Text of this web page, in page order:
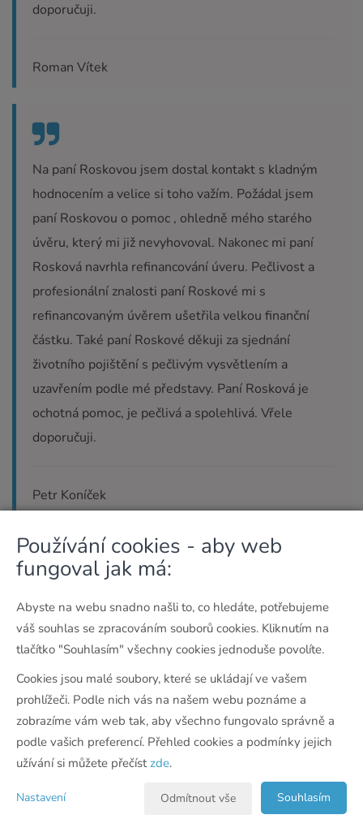
doporučuji.
Roman Vítek
Na paní Roskovou jsem dostal kontakt s kladným
hodnocením a velice si toho važím. Požádal jsem
paní Roskovou o pomoc , ohledně mého starého
úvěru, který mi již nevyhovoval. Nakonec mi paní
Rosková navrhla refinancování úveru. Pečlivost a
profesionální znalosti paní Roskové mi s
refinancovaným úvěrem ušetřila velkou finanční
částku. Také paní Roskové děkuji za sjednání
životního pojištění s pečlivým vysvětlením a
uzavřením podle mé představy. Paní Rosková je
ochotná pomoc, je pečlivá a spolehlivá. Vřele
doporučuji.
Petr Koníček
S paní Roskovou jsme řešili koupi bytu. Dokázala
nám velmi profesionálně poradit a zařídit celý
proces hypotéky, včetně pojistek životní a
nemovitosti. Má obrovský rozhled v oblasti realit,
finančnictví a pojištění. Všechno dokáže
srozumitelně vysvětlit na praktických příkladech a
upozornit na možná úskalí a nástrahy produktů. Má
lidský přístup a je upřímná. Velmi paní Roskovou
doporučuji.
Používání cookies - aby web
fungoval jak má:
Abyste na webu snadno našli to, co hledáte, potřebujeme
váš souhlas se zpracováním souborů cookies. Kliknutím na
tlačítko "Souhlasím" všechny cookies jednoduše povolíte.
Cookies jsou malé soubory, které se ukládají ve vašem
prohlížeči. Podle nich vás na našem webu poznáme a
zobrazíme vám web tak, aby všechno fungovalo správně a
podle vašich preferencí. Přehled cookies a podmínky jejich
užívání si můžete přečístzde.
Nastavení Souhlasím
Odmítnout vše